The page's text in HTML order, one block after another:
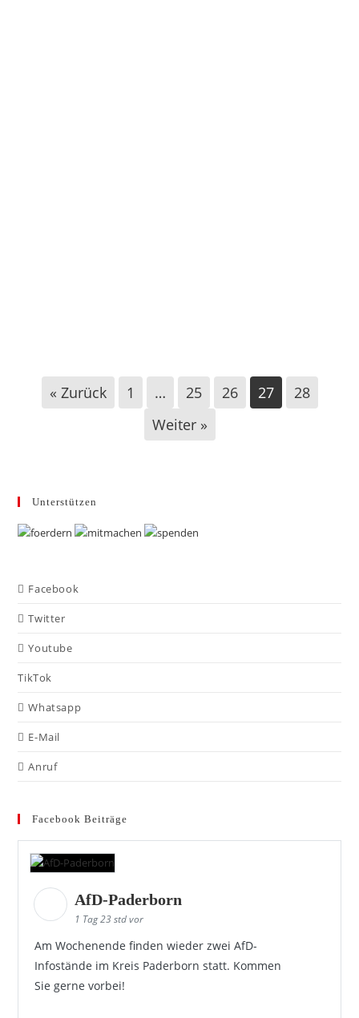
« Zurück 1 … 25 26 27
28
Weiter »
Unterstützen
Facebook
Twitter
Youtube
TikTok
Whatsapp
E-Mail
Anruf
Facebook Beiträge
AfD-Paderborn
1 Tag 23 std vor
Am Wochenende finden wieder zwei AfD-
Infostände im Kreis Paderborn statt. Kommen
Sie gerne vorbei!